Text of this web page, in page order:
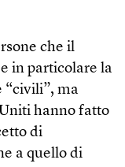
che il
in particolare la
“civili”, ma
hanno fatto
di
a quello di